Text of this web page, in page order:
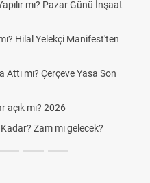
mı? Pazar Günü İnşaat
Hilal Yelekçi Manifest'ten
mı? Çerçeve Yasa Son
açık mı? 2026
Zam mı gelecek?